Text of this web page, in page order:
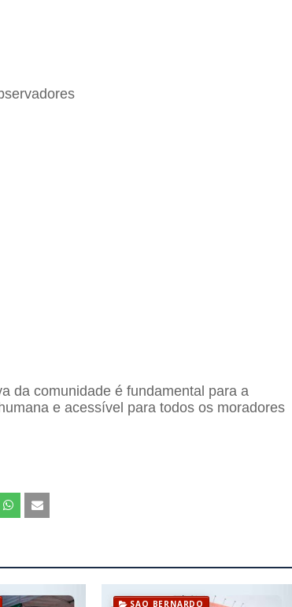
da comunidade é fundamental para a
e acessível para todos os moradores
SAO BERNARDO